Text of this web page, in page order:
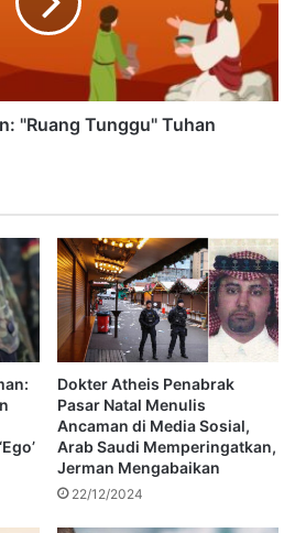
"Ruang Tunggu" Tuhan
Dokter Atheis Penabrak
Pasar Natal Menulis
Ancaman di Media Sosial,
Arab Saudi Memperingatkan,
Jerman Mengabaikan
22/12/2024